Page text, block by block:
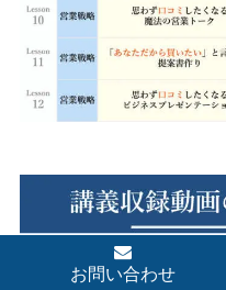
お問い合わせ